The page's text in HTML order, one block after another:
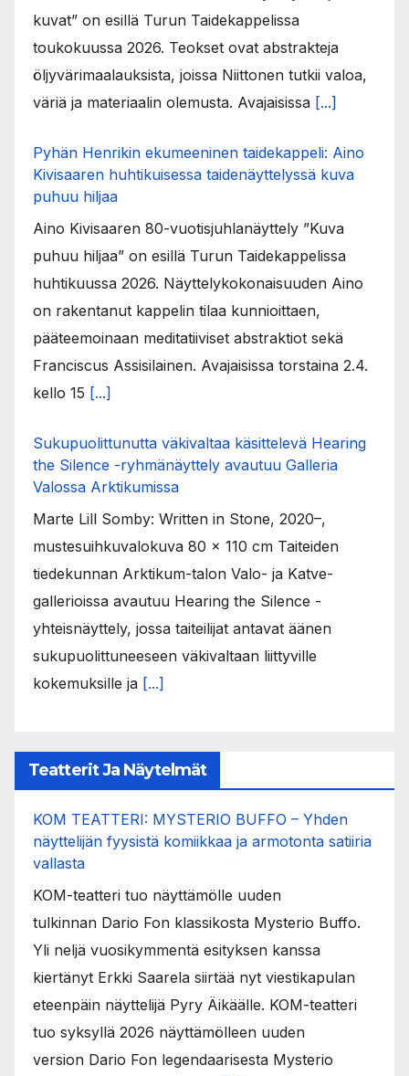
kuvat” on esillä Turun Taidekappelissa
toukokuussa 2026. Teokset ovat abstrakteja
öljyvärimaalauksista, joissa Niittonen tutkii valoa,
väriä ja materiaalin olemusta. Avajaisissa [...]
Pyhän Henrikin ekumeeninen taidekappeli: Aino
Kivisaaren huhtikuisessa taidenäyttelyssä kuva
puhuu hiljaa
Aino Kivisaaren 80-vuotisjuhlanäyttely ”Kuva
puhuu hiljaa” on esillä Turun Taidekappelissa
huhtikuussa 2026. Näyttelykokonaisuuden Aino
on rakentanut kappelin tilaa kunnioittaen,
pääteemoinaan meditatiiviset abstraktiot sekä
Franciscus Assisilainen. Avajaisissa torstaina 2.4.
kello 15 [...]
Sukupuolittunutta väkivaltaa käsittelevä Hearing
the Silence -ryhmänäyttely avautuu Galleria
Valossa Arktikumissa
Marte Lill Somby: Written in Stone, 2020–,
mustesuihkuvalokuva 80 x 110 cm Taiteiden
tiedekunnan Arktikum-talon Valo- ja Katve-
gallerioissa avautuu Hearing the Silence -
yhteisnäyttely, jossa taiteilijat antavat äänen
sukupuolittuneeseen väkivaltaan liittyville
kokemuksille ja [...]
Teatterit Ja Näytelmät
KOM TEATTERI: MYSTERIO BUFFO – Yhden
näyttelijän fyysistä komiikkaa ja armotonta satiiria
vallasta
KOM-teatteri tuo näyttämölle uuden
tulkinnan Dario Fon klassikosta Mysterio Buffo.
Yli neljä vuosikymmentä esityksen kanssa
kiertänyt Erkki Saarela siirtää nyt viestikapulan
eteenpäin näyttelijä Pyry Äikäälle. KOM-teatteri
tuo syksyllä 2026 näyttämölleen uuden
version Dario Fon legendaarisesta Mysterio